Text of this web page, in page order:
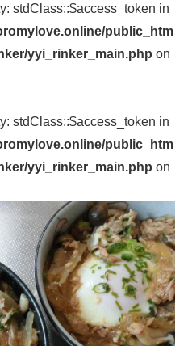
stdClass::$access_token in
public_htm
yyi_rinker_main.php on
stdClass::$access_token in
public_htm
yyi_rinker_main.php on